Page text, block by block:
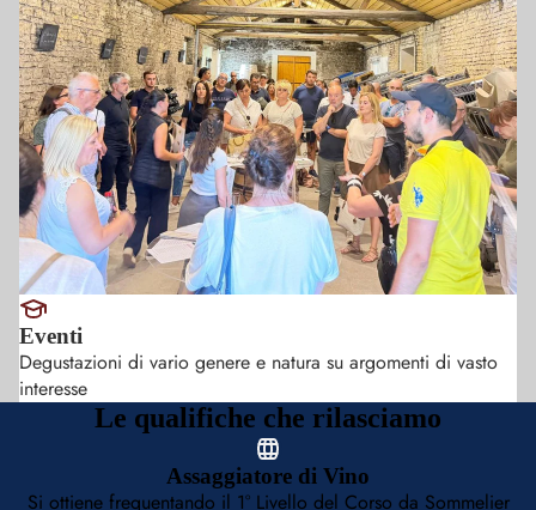
Eventi
Degustazioni di vario genere e natura su argomenti di vasto
interesse
Le qualifiche che rilasciamo
Assaggiatore di Vino
Si ottiene frequentando il 1° Livello del Corso da Sommelier